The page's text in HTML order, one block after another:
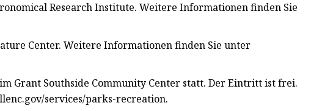
Research Institute. Weitere Informationen finden Sie
Center. Weitere Informationen finden Sie unter
Grant Southside Community Center statt. Der Eintritt ist frei.
services/parks-recreation.